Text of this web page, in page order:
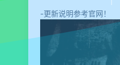
-更新说明参考官网！